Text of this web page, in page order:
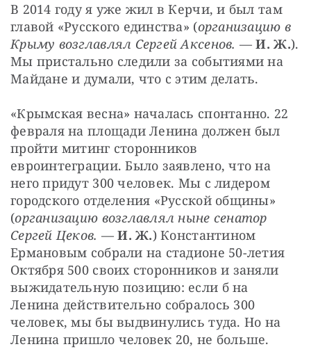
В 2014 году я уже жил в Керчи, и был там
главой «Русского единства» (организацию в
Крыму возглавлял Сергей Аксенов. — И. Ж.).
Мы пристально следили за событиями на
Майдане и думали, что с этим делать.
«Крымская весна» началась спонтанно. 22
февраля на площади Ленина должен был
пройти митинг сторонников
евроинтеграции. Было заявлено, что на
него придут 300 человек. Мы с лидером
городского отделения «Русской общины»
(организацию возглавлял ныне сенатор
Сергей Цеков. — И. Ж.) Константином
Ермановым собрали на стадионе 50-летия
Октября 500 своих сторонников и заняли
выжидательную позицию: если б на
Ленина действительно собралось 300
человек, мы бы выдвинулись туда. Но на
Ленина пришло человек 20, не больше.